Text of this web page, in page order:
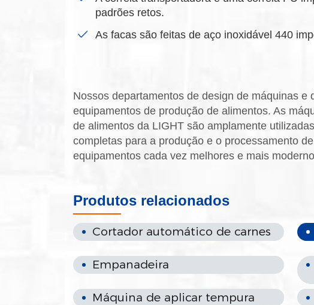
padrões retos.
As facas são feitas de aço inoxidável 440
Nossos departamentos de design de máquinas
equipamentos de produção de alimentos. As
de alimentos da LIGHT são amplamente
completas para a produção e o processamento
equipamentos cada vez melhores e mais
Produtos relacionados
Cortador automático de carnes
Empanadeira
Máquina de aplicar tempura